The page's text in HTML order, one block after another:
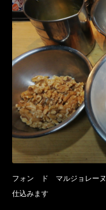
フォン ド マルジョレーヌ
仕込みます